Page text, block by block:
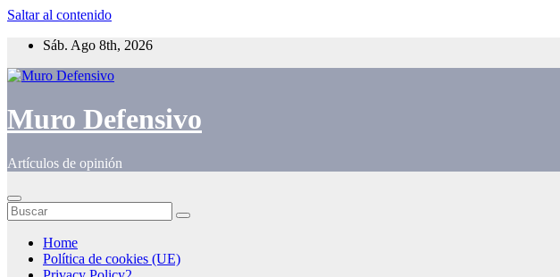
Saltar al contenido
Sáb. Ago 8th, 2026
Muro Defensivo
Artículos de opinión
Home
Política de cookies (UE)